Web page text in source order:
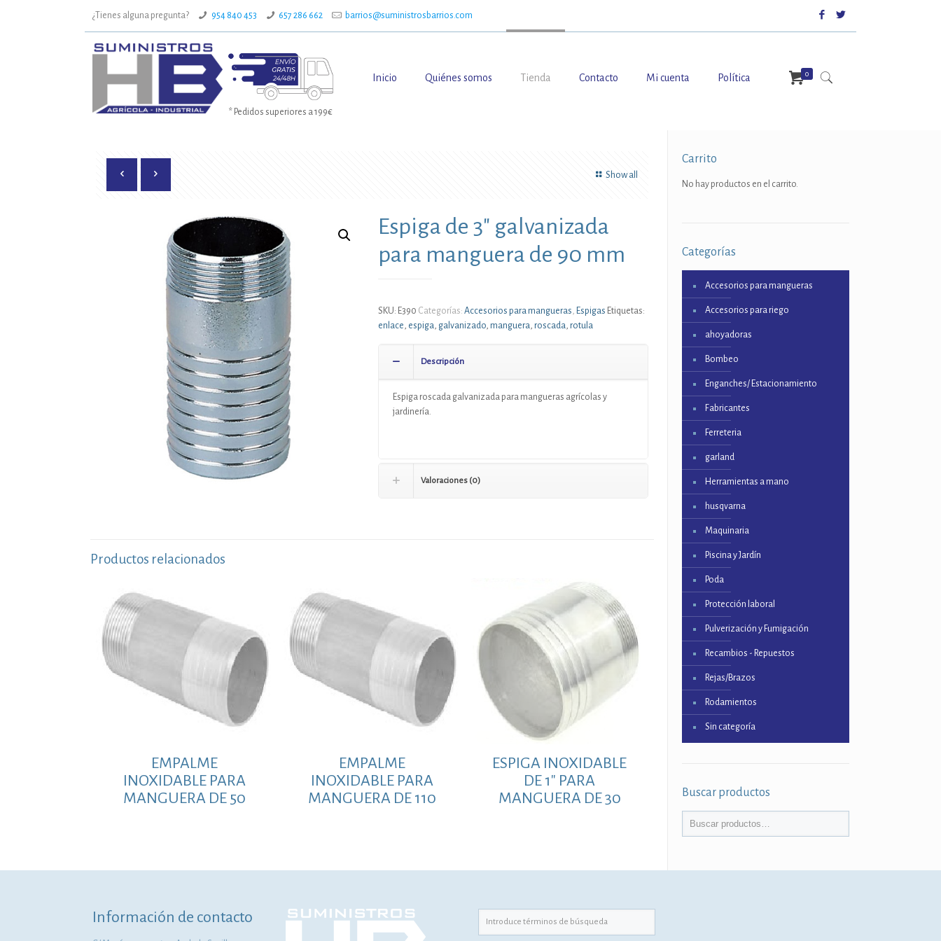
¿Tienes alguna pregunta? 954 840 453 657 286 662 barrios@suministrosbarrios.com
* Pedidos superiores a 199€
Inicio Quiénes somos Tienda Contacto Mi cuenta Política 0
Show all
Espiga de 3″ galvanizada
para manguera de 90 mm
SKU: E390 Categorías: Accesorios para mangueras, Espigas Etiquetas:
enlace, espiga, galvanizado, manguera, roscada, rotula
Descripción
Espiga roscada galvanizada para mangueras agrícolas y
jardinería.
Valoraciones (0)
Productos relacionados
EMPALME
INOXIDABLE PARA
MANGUERA DE 50
EMPALME
INOXIDABLE PARA
MANGUERA DE 110
ESPIGA INOXIDABLE
DE 1″ PARA
MANGUERA DE 30
Carrito
No hay productos en el carrito.
Categorías
Accesorios para mangueras
Accesorios para riego
ahoyadoras
Bombeo
Enganches/ Estacionamiento
Fabricantes
Ferreteria
garland
Herramientas a mano
husqvarna
Maquinaria
Piscina y Jardín
Poda
Protección laboral
Pulverización y Fumigación
Recambios - Repuestos
Rejas/Brazos
Rodamientos
Sin categoría
Buscar productos
Información de contacto